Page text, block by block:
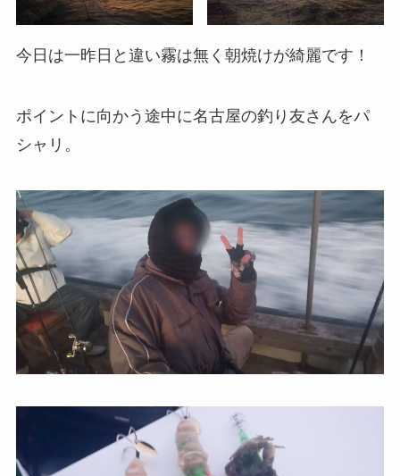
今日は一昨日と違い霧は無く朝焼けが綺麗です！
ポイントに向かう途中に名古屋の釣り友さんをパ
シャリ。